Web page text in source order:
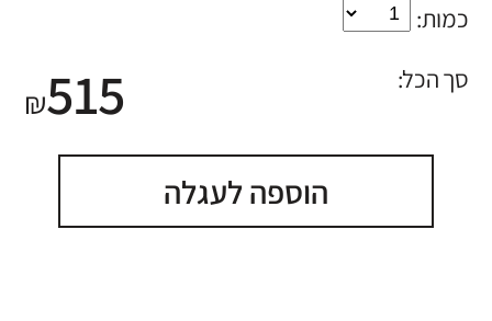
כמות:
סך הכל:
515
₪
הוספה לעגלה